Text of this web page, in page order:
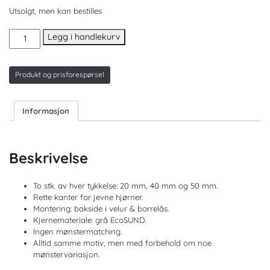
Utsolgt, men kan bestilles
HoneyPrint
Cliff
antall
Legg i handlekurv
Produkt og prisforespørsel
Informasjon
Beskrivelse
To stk. av hver tykkelse: 20 mm, 40 mm og 50 mm.
Rette kanter for jevne hjørner.
Montering: bakside i velur & borrelås.
Kjernemateriale: grå EcoSUND.
Ingen mønstermatching.
Alltid samme motiv, men med forbehold om noe
mønstervariasjon.